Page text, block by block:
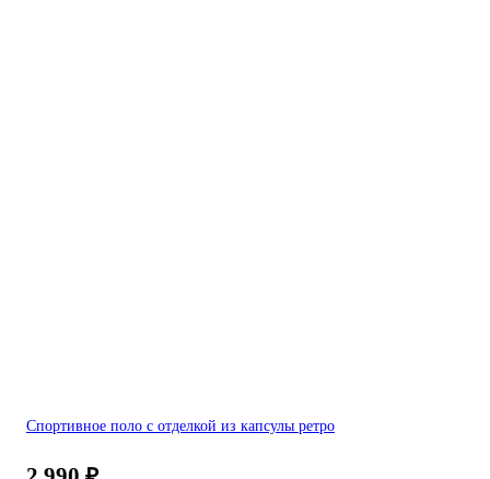
Спортивное поло с отделкой из капсулы ретро